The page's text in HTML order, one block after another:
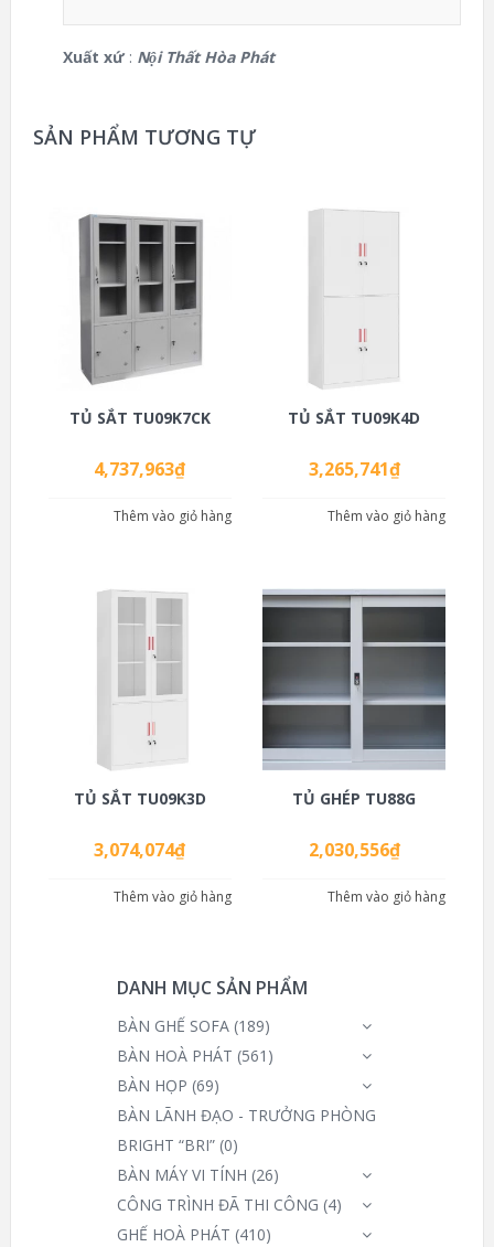
Xuất xứ : Nội Thất Hòa Phát
SẢN PHẨM TƯƠNG TỰ
TỦ SẮT TU09K7CK
4,737,963₫
Thêm vào giỏ hàng
TỦ SẮT TU09K4D
3,265,741₫
Thêm vào giỏ hàng
TỦ SẮT TU09K3D
3,074,074₫
Thêm vào giỏ hàng
TỦ GHÉP TU88G
2,030,556₫
Thêm vào giỏ hàng
DANH MỤC SẢN PHẨM
BÀN GHẾ SOFA (189)
BÀN HOÀ PHÁT (561)
BÀN HỌP (69)
BÀN LÃNH ĐẠO - TRƯỞNG PHÒNG
BRIGHT “BRI” (0)
BÀN MÁY VI TÍNH (26)
CÔNG TRÌNH ĐÃ THI CÔNG (4)
GHẾ HOÀ PHÁT (410)